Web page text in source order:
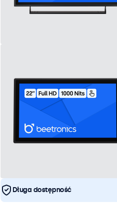
Długa dostępność